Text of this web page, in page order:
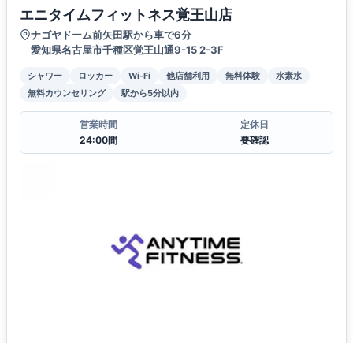
エニタイムフィットネス覚王山店
ナゴヤドーム前矢田駅から車で6分
愛知県名古屋市千種区覚王山通9-15 2-3F
シャワー ロッカー Wi-Fi 他店舗利用 無料体験
水素水
無料カウンセリング
駅から5分以内
営業時間
24:00間
定休日
要確認